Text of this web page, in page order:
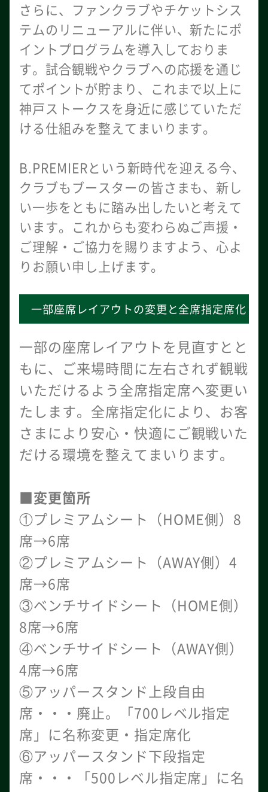
さらに、ファンクラブやチケットシス
テムのリニューアルに伴い、新たにポ
イントプログラムを導入しておりま
す。試合観戦やクラブへの応援を通じ
てポイントが貯まり、これまで以上に
神戸ストークスを身近に感じていただ
ける仕組みを整えてまいります。
B.PREMIERという新時代を迎える今、
クラブもブースターの皆さまも、新し
い一歩をともに踏み出したいと考えて
います。これからも変わらぬご声援・
ご理解・ご協力を賜りますよう、心よ
りお願い申し上げます。
一部座席レイアウトの変更と全席指定席化
一部の座席レイアウトを見直すとと
もに、ご来場時間に左右されず観戦
いただけるよう全席指定席へ変更い
たします。全席指定化により、お客
さまにより安心・快適にご観戦いた
だける環境を整えてまいります。
■変更箇所
①プレミアムシート（HOME側）8
席→6席
②プレミアムシート（AWAY側）4
席→6席
③ベンチサイドシート（HOME側）
8席→6席
④ベンチサイドシート（AWAY側）
4席→6席
⑤アッパースタンド上段自由
席・・・廃止。「700レベル指定
席」に名称変更・指定席化
⑥アッパースタンド下段指定
席・・・「500レベル指定席」に名